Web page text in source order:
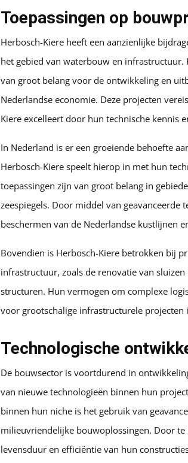
Toepassingen op
Herbosch-Kiere heeft een aanzienlijke
het gebied van waterbouw en
van groot belang voor de ontwikkeling en
Nederlandse economie. Deze projecten
Kiere excelleert door hun technische kennis
In Nederland is er een groeiende behoefte
Herbosch-Kiere speelt hierop in met hun
toepassingen zijn van groot belang in
zeespiegels. Door middel van
beschermen van de Nederlandse kustlijnen
Bovendien is Herbosch-Kiere betrokken bij
infrastructuur, zoals de renovatie van
structuren. Hun vermogen om complexe
voor grootschalige infrastructurele projecten
Technologische
De bouwsector is voortdurend in
van nieuwe technologieën binnen hun
binnen hun niche is het gebruik van
milieuvriendelijke bouwoplossingen. Door
levensduur en efficiëntie van hun